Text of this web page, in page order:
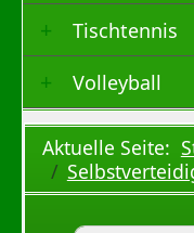
Tischtennis
Volleyball
Aktuelle Seite: